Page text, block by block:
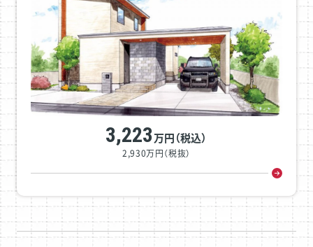
3,223万円（税込）
2,930万円（税抜）